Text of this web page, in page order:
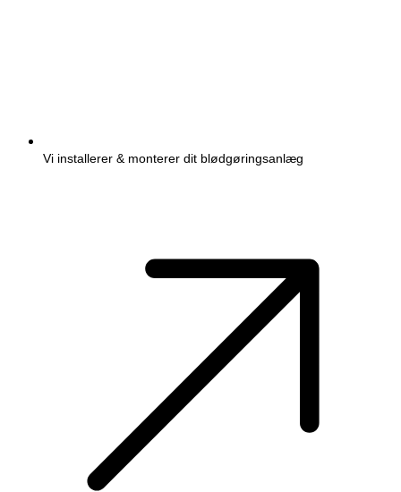
Vi installerer & monterer dit blødgøringsanlæg